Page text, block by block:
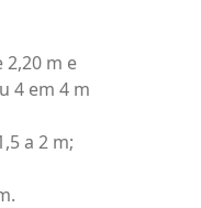
m e
4 em 4 m
a 2 m;